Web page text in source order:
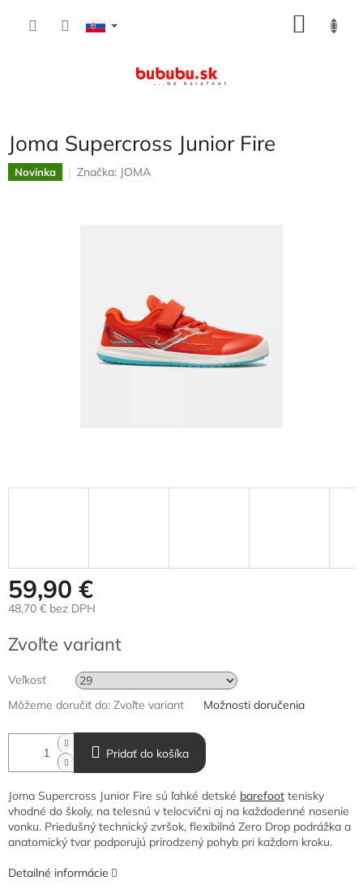
Joma Supercross Junior Fire
Novinka Značka: JOMA
59,90 €
48,70 € bez DPH
cena:
Zvoľte variant
Veľkosť
Môžeme doručiť do: Zvoľte variant Možnosti doručenia
Pridať do košíka
Joma Supercross Junior Fire sú ľahké detské barefoot tenisky
vhodné do školy, na telesnú v telocvični aj na každodenné nosenie
vonku. Priedušný technický zvršok, flexibilná Zero Drop podrážka a
anatomický tvar podporujú prirodzený pohyb pri každom kroku.
Detailné informácie